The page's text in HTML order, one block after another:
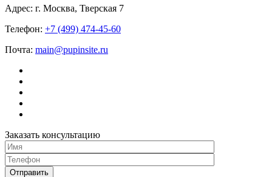
Адрес: г. Москва, Тверская 7
Телефон: +7 (499) 474-45-60
Почта: main@pupinsite.ru
Заказать консультацию